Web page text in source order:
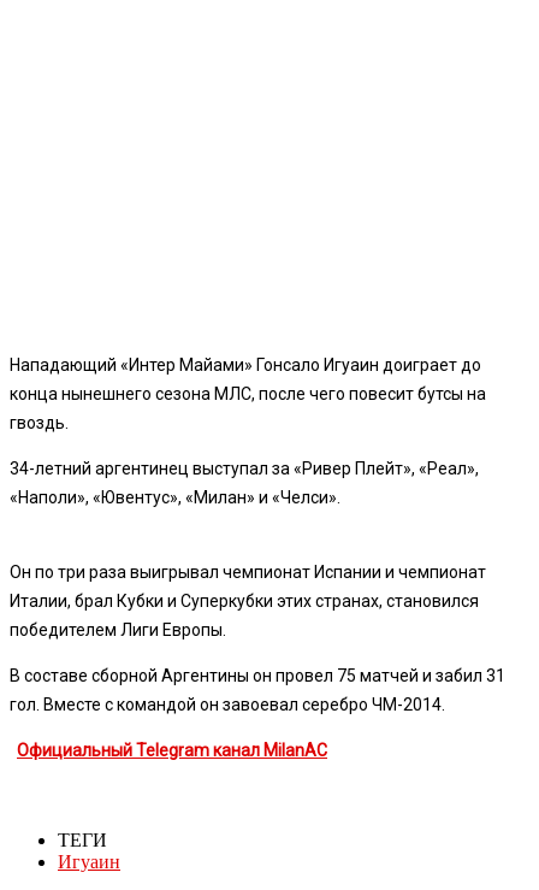
Нападающий «Интер Майами» Гонсало Игуаин доиграет до
конца нынешнего сезона МЛС, после чего повесит бутсы на
гвоздь.
34-летний аргентинец выступал за «Ривер Плейт», «Реал»,
«Наполи», «Ювентус», «Милан» и «Челси».
Он по три раза выигрывал чемпионат Испании и чемпионат
Италии, брал Кубки и Суперкубки этих странах, становился
победителем Лиги Европы.
В составе сборной Аргентины он провел 75 матчей и забил 31
гол. Вместе с командой он завоевал серебро ЧМ-2014.
Официальный Telegram канал MilanAC
ТЕГИ
Игуаин